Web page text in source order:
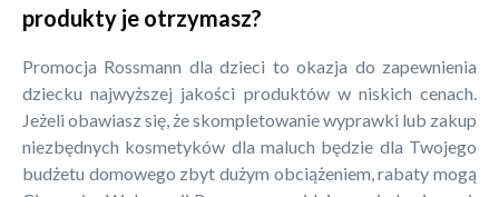
produkty je otrzymasz?
Promocja Rossmann dla dzieci to okazja do zapewnienia
dziecku najwyższej jakości produktów w niskich cenach.
Jeżeli obawiasz się, że skompletowanie wyprawki lub zakup
niezbędnych kosmetyków dla maluch będzie dla Twojego
budżetu domowego zbyt dużym obciążeniem, rabaty mogą